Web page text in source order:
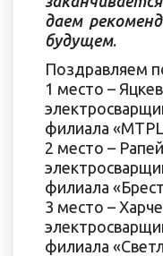
даем
будущем.
Поздравляем
1 место –
филиала
2 место –
филиала
3 место –
филиала